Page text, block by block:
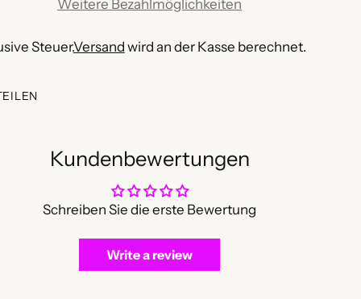
Weitere Bezahlmöglichkeiten
Steuer.Versand wird an der Kasse berechnet.
Kundenbewertungen
Schreiben Sie die erste Bewertung
Write a review